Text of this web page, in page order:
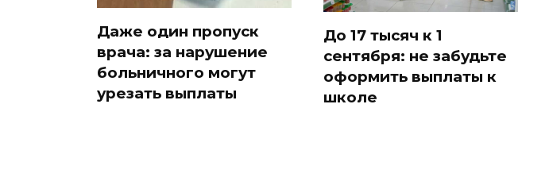
Даже один пропуск
врача: за нарушение
больничного могут
урезать выплаты
До 17 тысяч к 1
сентября: не забудьте
оформить выплаты к
школе